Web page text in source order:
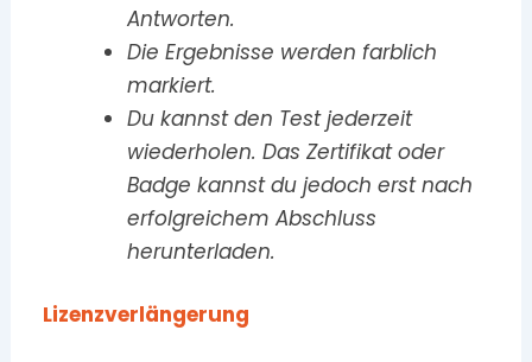
Antworten.
Die Ergebnisse werden farblich
markiert.
Du kannst den Test jederzeit
wiederholen. Das Zertifikat oder
Badge kannst du jedoch erst nach
erfolgreichem Abschluss
herunterladen.
Lizenzverlängerung